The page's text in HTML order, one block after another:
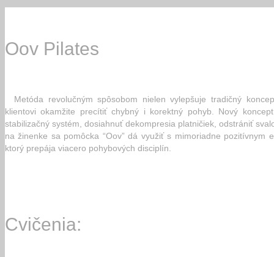
Oov Pilates
Metóda revolučným spôsobom nielen vylepšuje tradičný
klientovi okamžite precítiť chybný i korektný pohyb. Nový
stabilizačný systém, dosiahnuť dekompresia platničiek, odstrániť
na žinenke sa pomôcka “Oov” dá využiť s mimoriadne pozitívnym
ktorý prepája viacero pohybových disciplín.
Cvičenia: